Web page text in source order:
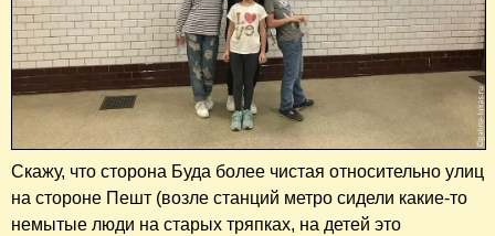
Скажу, что сторона Буда более чистая относительно улиц
на стороне Пешт (возле станций метро сидели какие-то
немытые люди на старых тряпках, на детей это